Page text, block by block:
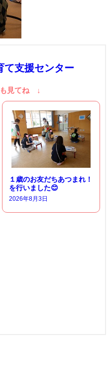
て支援センター
見てね ↓
１歳のお友だちあつまれ！
を行いました😊
2026年8月3日